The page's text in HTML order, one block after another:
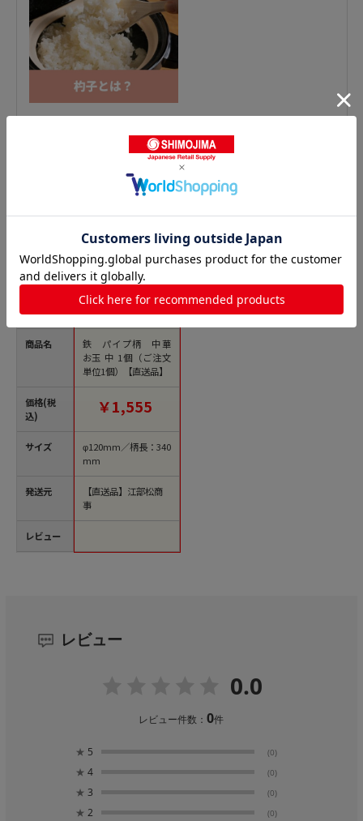
おたま・レードルの人気商品との比較
商品名
価格(税
込)
サイズ
発送元
レビュー
鉄 パイプ柄 中華
お玉 中 1個（ご注文
単位1個）【直送品】
￥1,555
φ120mm／柄長：340
mm
【直送品】江部松商
事
レビュー
0.0
レビュー件数：0件
★ 5 (0)
★ 4 (0)
★ 3 (0)
★ 2 (0)